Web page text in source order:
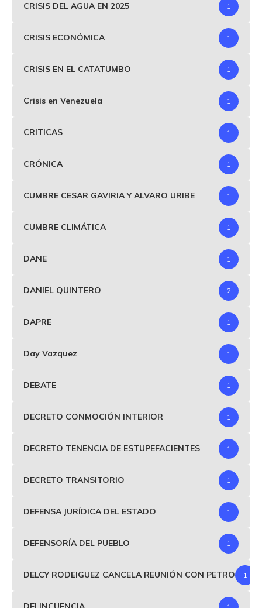
CRISIS DEL AGUA EN 2025 1
CRISIS ECONÓMICA 1
CRISIS EN EL CATATUMBO 1
Crisis en Venezuela 1
CRITICAS 1
CRÓNICA 1
CUMBRE CESAR GAVIRIA Y ALVARO URIBE 1
CUMBRE CLIMÁTICA 1
DANE 1
DANIEL QUINTERO 2
DAPRE 1
Day Vazquez 1
DEBATE 1
DECRETO CONMOCIÓN INTERIOR 1
DECRETO TENENCIA DE ESTUPEFACIENTES 1
DECRETO TRANSITORIO 1
DEFENSA JURÍDICA DEL ESTADO 1
DEFENSORÍA DEL PUEBLO 1
DELCY RODEIGUEZ CANCELA REUNIÓN CON PETRO 1